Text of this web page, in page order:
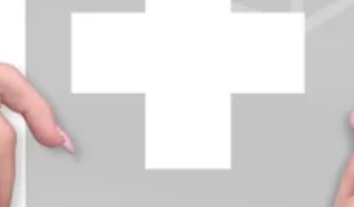
info@diamondline.lt
Prisijungti